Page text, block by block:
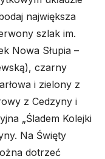
największa
szlak im.
Nowa Słupia –
czarny
i zielony z
z Cedzyny i
„Śladem Kolejki
Na Święty
dotrzeć